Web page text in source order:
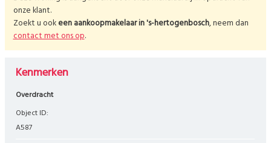
onze klant.
Zoekt u ookeen aankoopmakelaar in's-hertogenbosch, neem dan
contact met ons op.
Kenmerken
Overdracht
Object ID:
A587